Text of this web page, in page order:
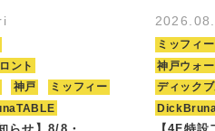
ント
神戸
ミッフィー
ミッフィー
神戸ウォ
ディック